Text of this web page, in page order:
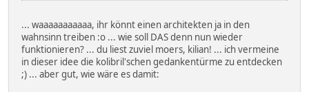
... waaaaaaaaaaa, ihr könnt einen architekten ja in den
wahnsinn treiben :o ... wie soll DAS denn nun wieder
funktionieren? ... du liest zuviel moers, kilian! ... ich vermeine
in dieser idee die kolibril'schen gedankentürme zu entdecken
;) ... aber gut, wie wäre es damit: